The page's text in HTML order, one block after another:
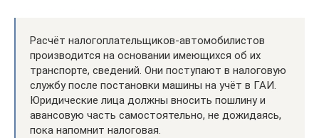
Расчёт налогоплательщиков-автомобилистов
производится на основании имеющихся об их
транспорте, сведений. Они поступают в налоговую
службу после постановки машины на учёт в ГАИ.
Юридические лица должны вносить пошлину и
авансовую часть самостоятельно, не дожидаясь,
пока напомнит налоговая.